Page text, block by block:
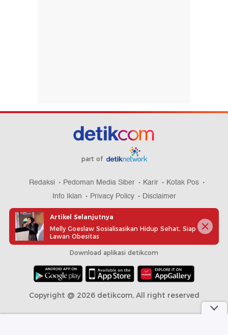
part of
Redaksi Pedoman Media Siber Karir
Kotak Pos
Info Iklan
Privacy Policy Disclaimer
Download aplikasi detikcom
Copyright @ 2026 detikcom, All right reserved
Artikel Selanjutnya
Melly Goeslaw Sosialisasikan Hidup Sehat, Siap
Lawan Obesitas